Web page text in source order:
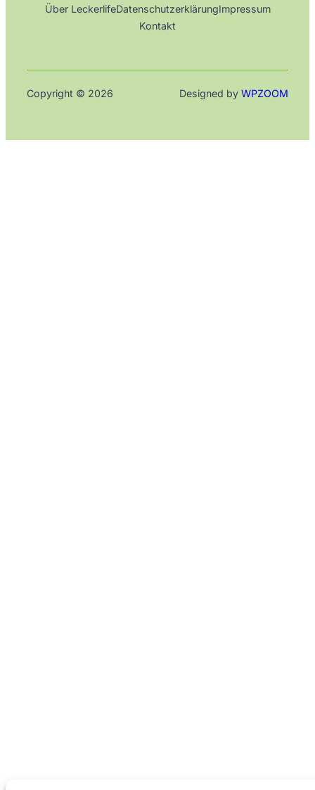
Über LeckerlifeDatenschutzerklärungImpressum
Kontakt
Copyright © 2026 Designed by WPZOOM